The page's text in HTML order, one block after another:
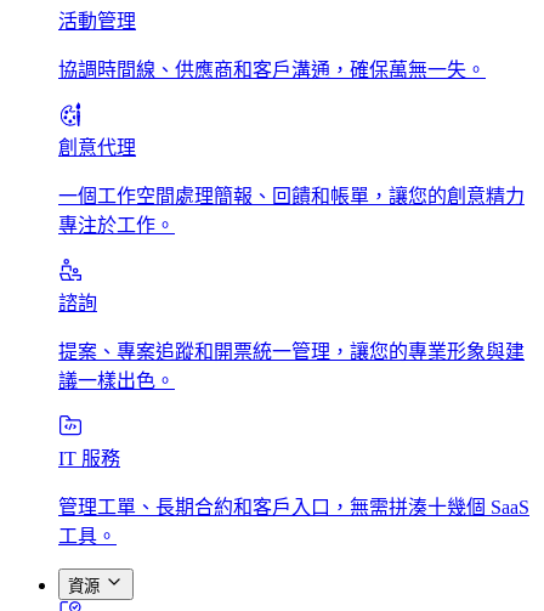
活動管理
協調時間線、供應商和客戶溝通，確保萬無一失。
創意代理
一個工作空間處理簡報、回饋和帳單，讓您的創意精力
專注於工作。
諮詢
提案、專案追蹤和開票統一管理，讓您的專業形象與建
議一樣出色。
IT 服務
管理工單、長期合約和客戶入口，無需拼湊十幾個 SaaS
工具。
資源